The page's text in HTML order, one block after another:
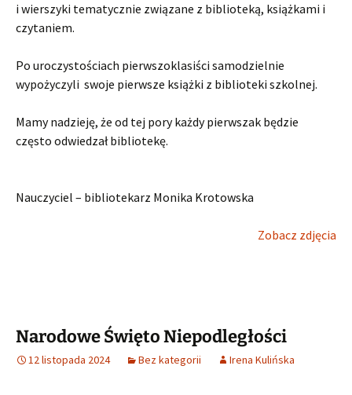
i wierszyki tematycznie związane z biblioteką, książkami i
czytaniem.
Po uroczystościach pierwszoklasiści samodzielnie
wypożyczyli swoje pierwsze książki z biblioteki szkolnej.
Mamy nadzieję, że od tej pory każdy pierwszak będzie
często odwiedzał bibliotekę.
Nauczyciel – bibliotekarz Monika Krotowska
Zobacz zdjęcia
Narodowe Święto Niepodległości
12 listopada 2024 Bez kategorii Irena Kulińska